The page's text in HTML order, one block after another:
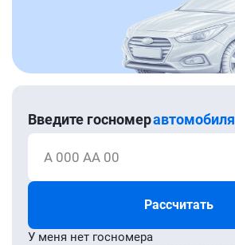
Введите госномеравтомобиля
А 000 АА 00
Рассчитать
У меня нет госномера